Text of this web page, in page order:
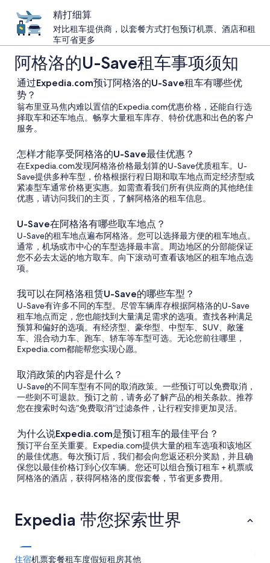
精打细算
对比租车提供商，以套餐方式打包预订机票、酒店和租
车可省更多
阿格洛的U-Save租车事项须知
通过Expedia.com预订阿格洛的U-Save租车有哪些优
势？
翁布里亚马焦内难以置信的Expedia.com优惠价格，还能自行选
择取车和还车地点。畅享大量租车库存、特价优惠和出色的客户
服务。
怎样才能享受阿格洛的U-Save最佳优惠？
在Expedia.com发现阿格洛价格最划算的U-Save优质租车。U-
Save提供多种车型，价格根据行程日期和取车地点而定经济型或
紧凑型车通常价格更实惠。如需查看我们所有供应商的其他绝佳
优惠，请访问我们的主页，了解阿格洛的租车信息。
U-Save在阿格洛有哪些取车地点？
U-Save的租车地点遍布阿格洛。您可以选择最方便的租车地点。
通常，机场或市中心的车型选择最丰富。周边地区的分部能保证
您不必去太远的地方取车。向下滚动可查看该地区的租车地点选
项。
我可以在阿格洛租赁U-Save的哪些车型？
U-Save有许多不同的车型。尽管车辆库存根据阿格洛的U-Save
租车地点而定，您也能找到大量满足需求的选项。查找各种满足
预算和偏好的选项。有经济型、豪华型、中型车、SUV、敞篷
车、混合动力车、跑车、轿车等车型可选。无论您前往哪里，
Expedia.com都能帮您实现心愿。
取消政策的内容是什么？
U-Save的不同车型有不同的取消政策。一些预订可以免费取消，
一些则不可退款。预订之前，请务必了解产品的相关条款。推荐
您在搜索时勾选“免费取消”过滤条件，让行程安排更加灵活。
为什么说Expedia.com是预订租车的最佳平台？
预订平台至关重要。Expedia.com提供大量的租车选项和该地区
的最佳优惠。每次预订后，我们都会向您返还积分奖励，并且确
保您以最佳价格订到心仪车辆。您还可以组合预订租车 + 机票或
阿格洛的酒店，获得阿格洛的度假套餐，节省更多费用。
Expedia 带您探索世界
住宿机票套餐租车度假短租房其他